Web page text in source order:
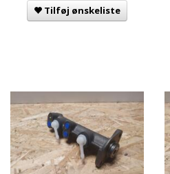
Tilføj ønskeliste